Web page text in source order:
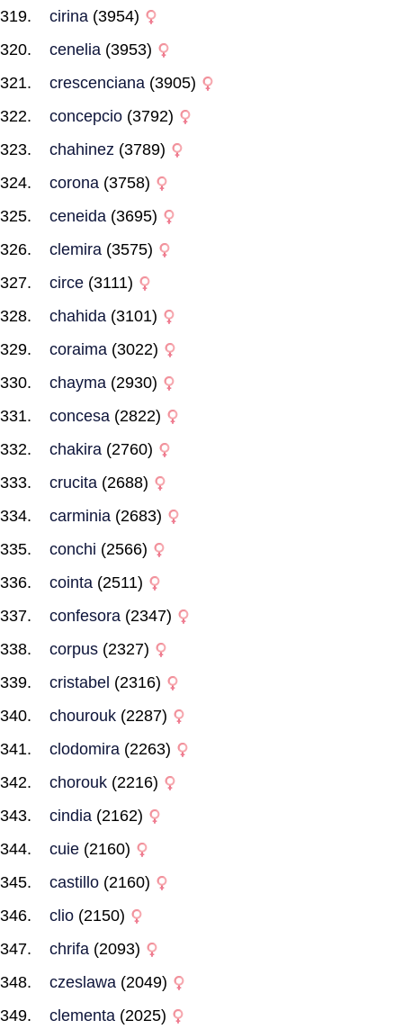
cirina (3954)
cenelia (3953)
crescenciana (3905)
concepcio (3792)
chahinez (3789)
corona (3758)
ceneida (3695)
clemira (3575)
circe (3111)
chahida (3101)
coraima (3022)
chayma (2930)
concesa (2822)
chakira (2760)
crucita (2688)
carminia (2683)
conchi (2566)
cointa (2511)
confesora (2347)
corpus (2327)
cristabel (2316)
chourouk (2287)
clodomira (2263)
chorouk (2216)
cindia (2162)
cuie (2160)
castillo (2160)
clio (2150)
chrifa (2093)
czeslawa (2049)
clementa (2025)